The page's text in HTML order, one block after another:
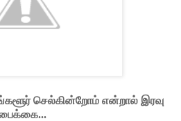
செல்கின்றோம் என்றால் இரவு